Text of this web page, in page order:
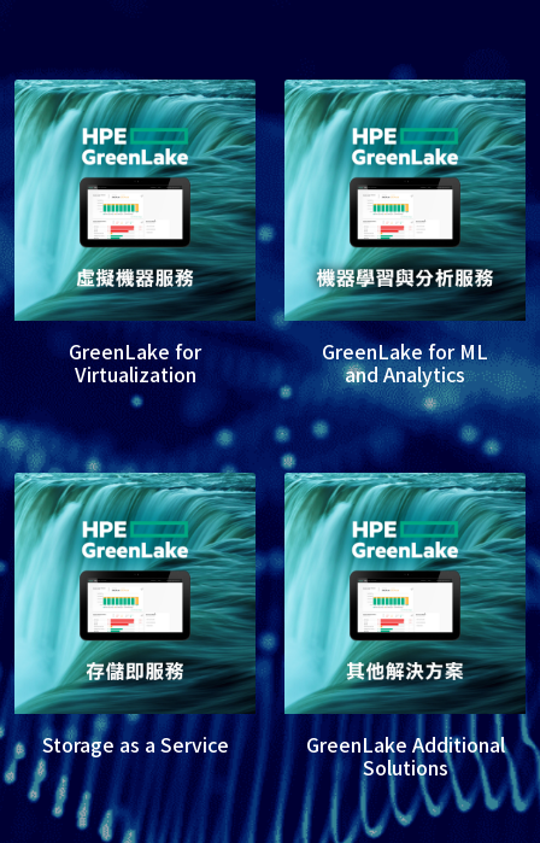
GreenLake for
Virtualization
GreenLake for ML
and Analytics
Storage as a Service GreenLake Additional
Solutions